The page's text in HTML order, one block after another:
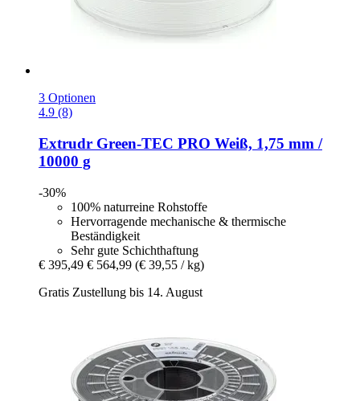
3 Optionen
4.9 (8)
Extrudr Green-​TEC PRO Weiß, 1,75 mm /
10000 g
-30%
100% naturreine Rohstoffe
Hervorragende mechanische & thermische
Beständigkeit
Sehr gute Schichthaftung
€ 395,49 € 564,99 (€ 39,55 / kg)
Gratis Zustellung bis 14. August